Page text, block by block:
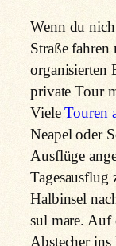
Wenn du
Straße
organisierten
private Tour
VieleTouren
Neapel oder
Ausflüge
Tagesausflug
Halbinsel
sul mare. Auf
Abstecher